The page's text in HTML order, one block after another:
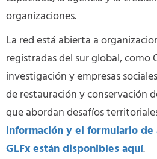
organizaciones.
La red está abierta a
registradas del sur global, como
investigación y empresas
de restauración y conservación
que abordan desafíos
información y el formulario de
GLFx están disponibles aquí.